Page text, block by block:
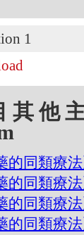
1
其他
的同類療
的同類療
的同類療
的同類療